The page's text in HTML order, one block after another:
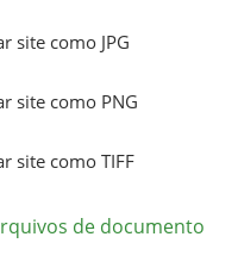
site como JPG
site como PNG
site como TIFF
de documento